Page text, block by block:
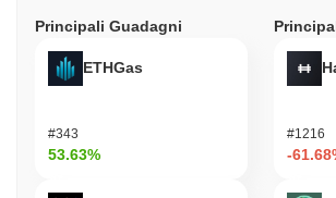
Principali Guadagni
ETHGas
#343
53.63%
#1216
-